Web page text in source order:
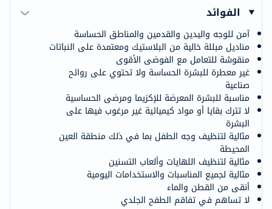
الفوائد
آمن للوجه واليدين والقدمين والمناطق الحساسة
مناديل مبللة خالية من البلاستيك ومعتمدة على النباتات
منقوشة للتعامل مع الفوضى الأقوى
غير معطرة للبشرة الحساسة ولا تحتوي على روائح
صناعية
مناسبة للبشرة المعرضة للإكزيما ومرضى الحساسية
لا تترك بقايا أو مواد كيميائية غير مرغوب فيها على
البشرة
مثالية لتنظيف وجه الطفل بما في ذلك منطقة العين
المحيطة
مثالية لتنظيف اللهايات وألعاب التسنين
مثالية لجميع المناسبات والاستخدامات اليومية
أنقى من القطن والماء
لا تساهم في تفاقم الطفح الجلدي